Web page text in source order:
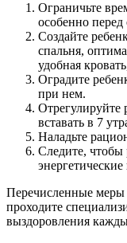
Ограничьте
особенно перед
Создайте
спальня,
удобная
Оградите
при нем.
Отрегулируйте
вставать в 7
Наладьте
Следите, чтобы
Перечисленные
проходите
выздоровления